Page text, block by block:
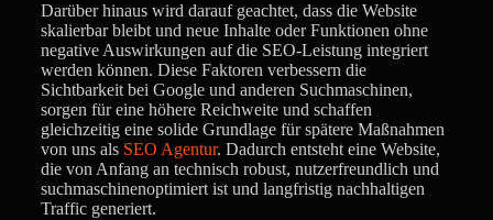
Darüber hinaus wird darauf geachtet, dass die Website
skalierbar bleibt und neue Inhalte oder Funktionen ohne
negative Auswirkungen auf die SEO-Leistung integriert
werden können. Diese Faktoren verbessern die
Sichtbarkeit bei Google und anderen Suchmaschinen,
sorgen für eine höhere Reichweite und schaffen
gleichzeitig eine solide Grundlage für spätere Maßnahmen
von uns als SEO Agentur. Dadurch entsteht eine Website,
die von Anfang an technisch robust, nutzerfreundlich und
suchmaschinenoptimiert ist und langfristig nachhaltigen
Traffic generiert.